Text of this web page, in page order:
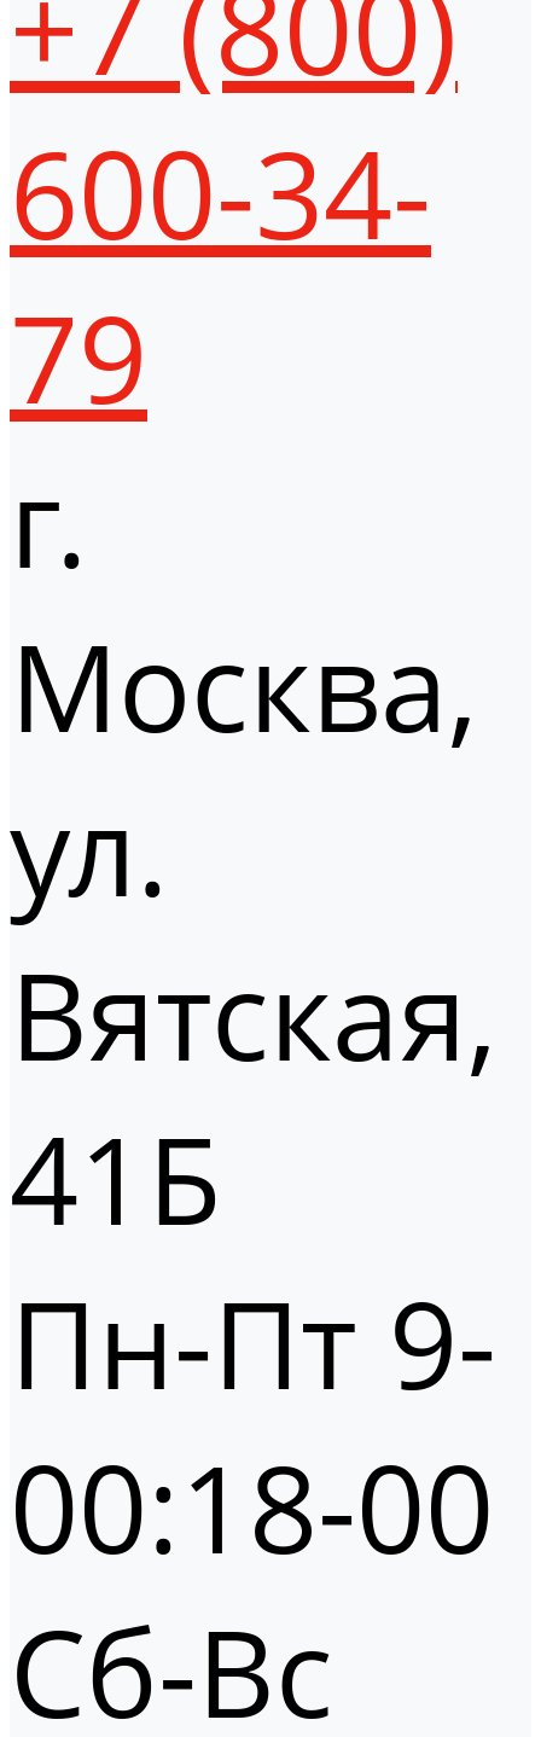
600-34-
79
г.
Москва,
ул.
Вятская,
41Б
Пн-Пт 9-
00:18-00
Сб-Вс